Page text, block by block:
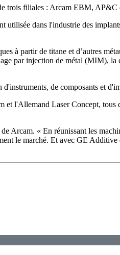
trois filiales : Arcam EBM,
utilisée dans l'industrie des
à partir de titane et d’autres
par injection de métal (MIM), la
de composants et
l'Allemand Laser Concept, tous
Arcam. « En réunissant les
le marché. Et avec GE Additive